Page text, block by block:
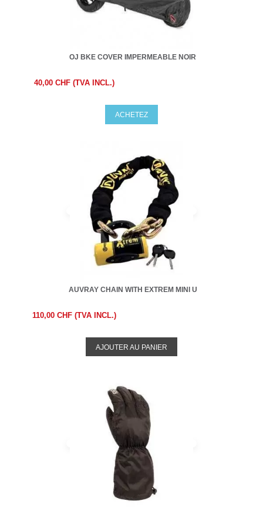
OJ BKE COVER IMPERMEABLE NOIR
40,00 CHF (TVA INCL.)
ACHETEZ
AUVRAY CHAIN WITH EXTREM MINI U
110,00 CHF (TVA INCL.)
AJOUTER AU PANIER